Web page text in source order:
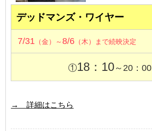
デッドマンズ・ワイヤー
7/31 （金）～8/6 （木）まで続映決定
①18：10～20：00
→ 詳細はこちら